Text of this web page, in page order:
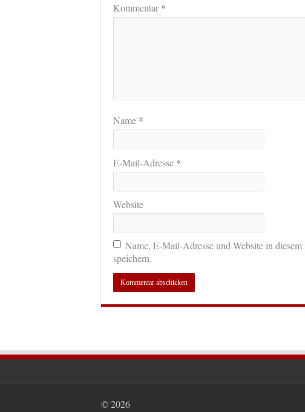
Kommentar*
Name *
E-Mail-Adresse *
Website
Name, E-Mail-Adresse und Website in
speichern.
© 2026